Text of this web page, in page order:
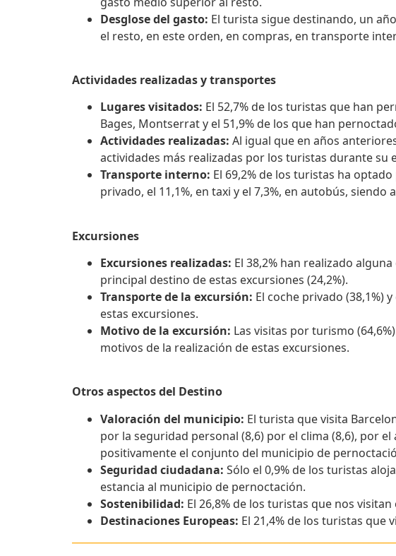
Desglose del gasto: El turista sigue destinando, un
el resto, en este orden, en compras, en transporte
Actividades realizadas y transportes
Lugares visitados: El 52,7% de los turistas que han
Bages, Montserrat y el 51,9% de los que han
Actividades realizadas: Al igual que en años
actividades más realizadas por los turistas durante su
Transporte interno: El 69,2% de los turistas ha
privado, el 11,1%, en taxi y el 7,3%, en autobús,
Excursiones
Excursiones realizadas: El 38,2% han realizado
principal destino de estas excursiones (24,2%).
Transporte de la excursión: El coche privado (38,1%)
estas excursiones.
Motivo de la excursión: Las visitas por turismo
motivos de la realización de estas excursiones.
Otros aspectos del Destino
Valoración del municipio: El turista que visita
por la seguridad personal (8,6) por el clima (8,6), por
positivamente el conjunto del municipio de
Seguridad ciudadana: Sólo el 0,9% de los turistas
estancia al municipio de pernoctación.
Sostenibilidad: El 26,8% de los turistas que nos
Destinaciones Europeas: El 21,4% de los turistas